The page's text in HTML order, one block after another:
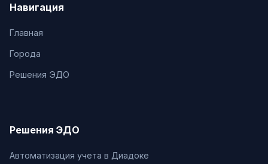
Навигация
Главная
Города
Решения ЭДО
Решения ЭДО
Автоматизация учета в Диадоке